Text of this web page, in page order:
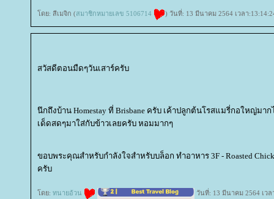
ดย: สีเมจิก (สมาชิกหมายเลข 5106714 ) วันที่: 13 มีนาคม 2564 เวลา
สวัสดีตอนมืดๆวันเสาร์ครับ
นึกถึงบ้าน Homestay ที่ Brisbane ครับ เค้าปลูกต้นโรสแมรี่กอใหญ่มา
เด็ดสดๆมาใส่กับข้าวเลยครับ หอมมากๆ
ขอบพระคุณสำหรับกำลังใจสำหรับบล็อก ทำอาหาร 3F - Roasted
ครับ
ดย: ทนายอ้วน วันที่: 13 มีนาคม 2564 เวล